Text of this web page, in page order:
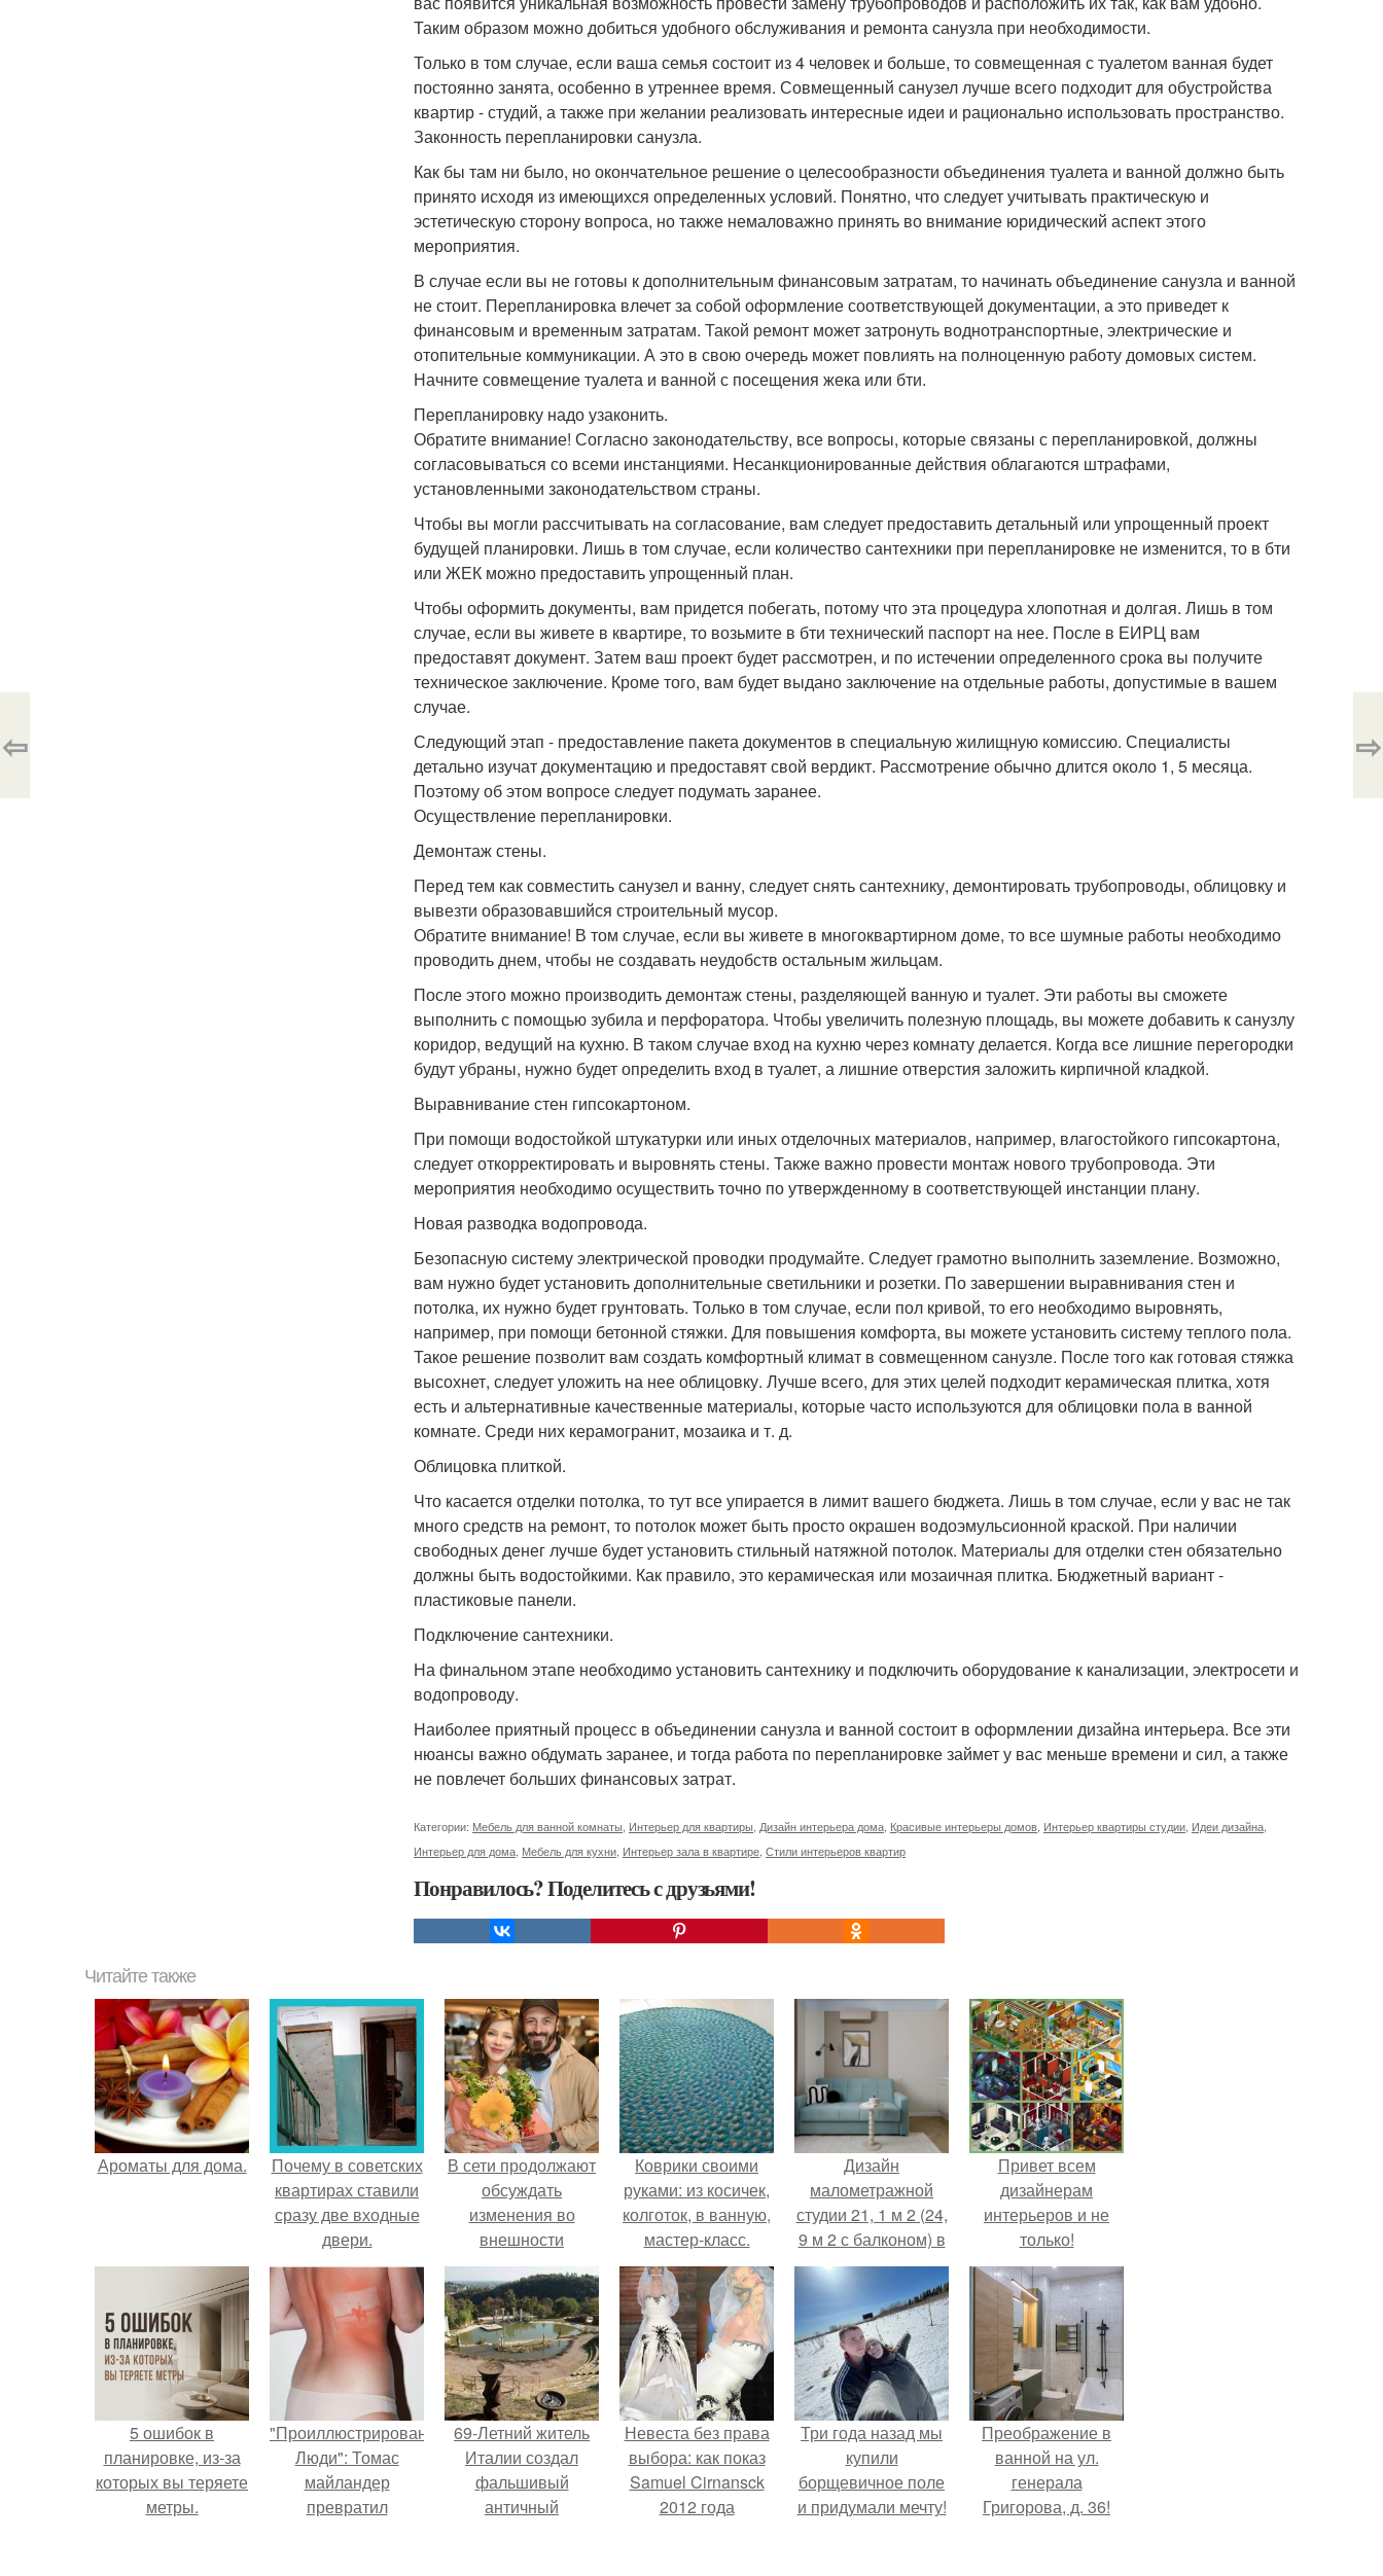
Таким образом можно добиться удобного обслуживания и ремонта санузла при необходимости.
Только в том случае, если ваша семья состоит из 4 человек и больше, то совмещенная с туалетом ванная будет
постоянно занята, особенно в утреннее время. Совмещенный санузел лучше всего подходит для обустройства
квартир - студий, а также при желании реализовать интересные идеи и рационально использовать пространство.
Законность перепланировки санузла.
Как бы там ни было, но окончательное решение о целесообразности объединения туалета и ванной должно быть
принято исходя из имеющихся определенных условий. Понятно, что следует учитывать практическую и
эстетическую сторону вопроса, но также немаловажно принять во внимание юридический аспект этого
мероприятия.
В случае если вы не готовы к дополнительным финансовым затратам, то начинать объединение санузла и ванной
не стоит. Перепланировка влечет за собой оформление соответствующей документации, а это приведет к
финансовым и временным затратам. Такой ремонт может затронуть воднотранспортные, электрические и
отопительные коммуникации. А это в свою очередь может повлиять на полноценную работу домовых систем.
Начните совмещение туалета и ванной с посещения жека или бти.
Перепланировку надо узаконить.
Обратите внимание! Согласно законодательству, все вопросы, которые связаны с перепланировкой, должны
согласовываться со всеми инстанциями. Несанкционированные действия облагаются штрафами,
установленными законодательством страны.
Чтобы вы могли рассчитывать на согласование, вам следует предоставить детальный или упрощенный проект
будущей планировки. Лишь в том случае, если количество сантехники при перепланировке не изменится, то в бти
или ЖЕК можно предоставить упрощенный план.
Чтобы оформить документы, вам придется побегать, потому что эта процедура хлопотная и долгая. Лишь в том
случае, если вы живете в квартире, то возьмите в бти технический паспорт на нее. После в ЕИРЦ вам
предоставят документ. Затем ваш проект будет рассмотрен, и по истечении определенного срока вы получите
техническое заключение. Кроме того, вам будет выдано заключение на отдельные работы, допустимые в вашем
случае.
Следующий этап - предоставление пакета документов в специальную жилищную комиссию. Специалисты
детально изучат документацию и предоставят свой вердикт. Рассмотрение обычно длится около 1, 5 месяца.
Поэтому об этом вопросе следует подумать заранее.
Осуществление перепланировки.
Демонтаж стены.
Перед тем как совместить санузел и ванну, следует снять сантехнику, демонтировать трубопроводы, облицовку и
вывезти образовавшийся строительный мусор.
Обратите внимание! В том случае, если вы живете в многоквартирном доме, то все шумные работы необходимо
проводить днем, чтобы не создавать неудобств остальным жильцам.
После этого можно производить демонтаж стены, разделяющей ванную и туалет. Эти работы вы сможете
выполнить с помощью зубила и перфоратора. Чтобы увеличить полезную площадь, вы можете добавить к санузлу
коридор, ведущий на кухню. В таком случае вход на кухню через комнату делается. Когда все лишние перегородки
будут убраны, нужно будет определить вход в туалет, а лишние отверстия заложить кирпичной кладкой.
Выравнивание стен гипсокартоном.
При помощи водостойкой штукатурки или иных отделочных материалов, например, влагостойкого гипсокартона,
следует откорректировать и выровнять стены. Также важно провести монтаж нового трубопровода. Эти
мероприятия необходимо осуществить точно по утвержденному в соответствующей инстанции плану.
Новая разводка водопровода.
Безопасную систему электрической проводки продумайте. Следует грамотно выполнить заземление. Возможно,
вам нужно будет установить дополнительные светильники и розетки. По завершении выравнивания стен и
потолка, их нужно будет грунтовать. Только в том случае, если пол кривой, то его необходимо выровнять,
например, при помощи бетонной стяжки. Для повышения комфорта, вы можете установить систему теплого пола.
Такое решение позволит вам создать комфортный климат в совмещенном санузле. После того как готовая стяжка
высохнет, следует уложить на нее облицовку. Лучше всего, для этих целей подходит керамическая плитка, хотя
есть и альтернативные качественные материалы, которые часто используются для облицовки пола в ванной
комнате. Среди них керамогранит, мозаика и т. д.
Облицовка плиткой.
Что касается отделки потолка, то тут все упирается в лимит вашего бюджета. Лишь в том случае, если у вас не так
много средств на ремонт, то потолок может быть просто окрашен водоэмульсионной краской. При наличии
свободных денег лучше будет установить стильный натяжной потолок. Материалы для отделки стен обязательно
должны быть водостойкими. Как правило, это керамическая или мозаичная плитка. Бюджетный вариант -
пластиковые панели.
Подключение сантехники.
На финальном этапе необходимо установить сантехнику и подключить оборудование к канализации, электросети и
водопроводу.
Наиболее приятный процесс в объединении санузла и ванной состоит в оформлении дизайна интерьера. Все эти
нюансы важно обдумать заранее, и тогда работа по перепланировке займет у вас меньше времени и сил, а также
не повлечет больших финансовых затрат.
Категории: Мебель для ванной комнаты Интерьер для квартиры Дизайн интерьера дома Красивые интерьеры домов Интерьер квартиры студии Идеи дизайна
Интерьер для дома Мебель для кухни Интерьер зала в квартире Стили интерьеров квартир
Понравилось? Поделитесь с друзьями!
⇦ ⇨
Читайте также
Ароматы для дома.
Почему в советских
квартирах ставили
сразу две входные
двери.
В сети продолжают
обсуждать
изменения во
внешности
актрисы.
Коврики своими
руками: из косичек,
колготок, в ванную,
мастер-класс.
Дизайн
малометражной
студии 21, 1 м 2 (24,
9 м 2 с балконом) в
Краснодаре.
Привет всем
дизайнерам
интерьеров и не
только!
5 ошибок в
планировке, из-за
которых вы теряете
метры.
"Проиллюстрированные
Люди": Томас
майландер
превратил
69-Летний житель
Италии создал
фальшивый
античный
Невеста без права
выбора: как показ
Samuel Cirnansck
2012 года
Три года назад мы
купили
борщевичное поле
и придумали мечту!
Преображение в
ванной на ул.
генерала
Григорова, д. 36!